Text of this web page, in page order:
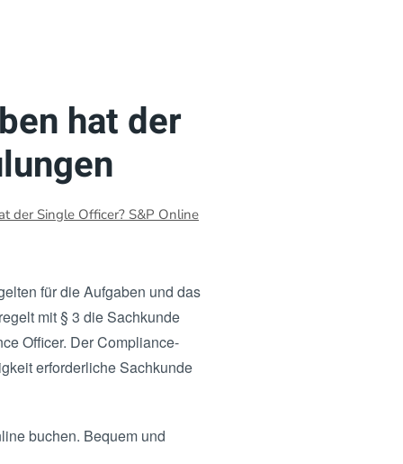
hat der
der Single Officer? S&P Online
für die Aufgaben und das
mit § 3 die Sachkunde
Officer. Der Compliance-
erforderliche Sachkunde
buchen. Bequem und